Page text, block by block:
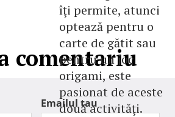
îţi permite, atunci
optează pentru o
carte de gătit sau
pentru un joc
origami, este
pasionat de aceste
două activităţi.
comentariu
Emailul tau